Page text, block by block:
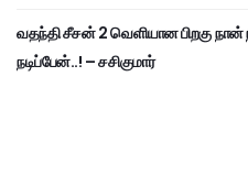
வதந்தி சீசன் 2 வெளியான பிறகு
நடிப்பேன்..! – சசிகுமார்